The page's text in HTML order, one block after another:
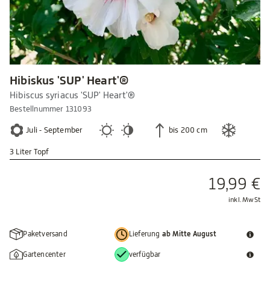
Hibiskus 'SUP' Heart'®
Hibiscus syriacus 'SUP' Heart'®
Bestellnummer 131093
Juli - September bis 200 cm
3 Liter Topf
19,99 €
inkl. MwSt
Paketversand Lieferung ab Mitte August
Gartencenter verfügbar